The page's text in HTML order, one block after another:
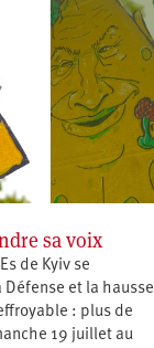
sa voix
de Kyiv se
et la hausse
: plus de
19 juillet au